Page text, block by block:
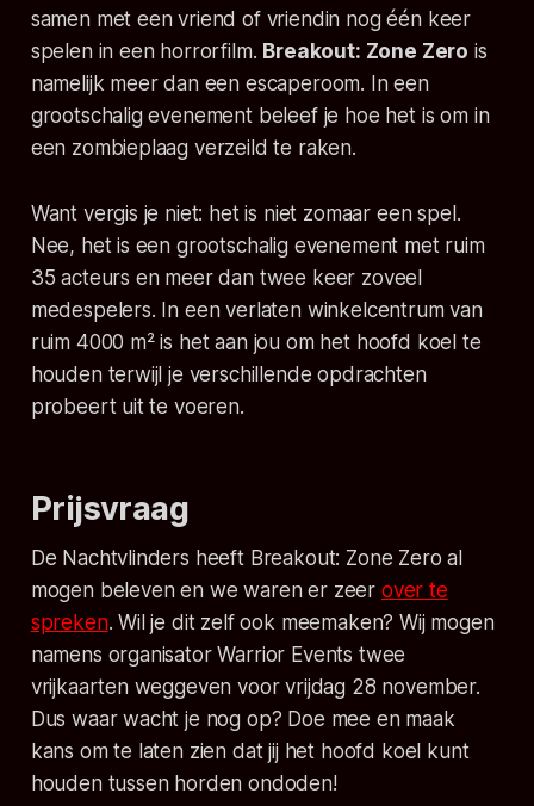
samen met een vriend of vriendin nog één keer
spelen in een horrorfilm. Breakout: Zone Zero is
namelijk meer dan een escaperoom. In een
grootschalig evenement beleef je hoe het is om in
een zombieplaag verzeild te raken.
Want vergis je niet: het is niet zomaar een spel.
Nee, het is een grootschalig evenement met ruim
35 acteurs en meer dan twee keer zoveel
medespelers. In een verlaten winkelcentrum van
ruim 4000 m² is het aan jou om het hoofd koel te
houden terwijl je verschillende opdrachten
probeert uit te voeren.
Prijsvraag
De Nachtvlinders heeft Breakout: Zone Zero al
mogen beleven en we waren er zeer over te
spreken. Wil je dit zelf ook meemaken? Wij mogen
namens organisator Warrior Events twee
vrijkaarten weggeven voor vrijdag 28 november.
Dus waar wacht je nog op? Doe mee en maak
kans om te laten zien dat jij het hoofd koel kunt
houden tussen horden ondoden!